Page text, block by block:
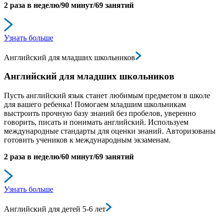
2 раза в неделю/90 минут/69 занятий
Узнать больше
Английский для младших школьников
Английский для младших школьников
Пусть английский язык станет любимым предметом в школе
для вашего ребенка! Помогаем младшим школьникам
выстроить прочную базу знаний без пробелов, уверенно
говорить, писать и понимать английский. Используем
международные стандарты для оценки знаний. Авторизованы
готовить учеников к международным экзаменам.
2 раза в неделю/60 минут/69 занятий
Узнать больше
Английский для детей 5-6 лет